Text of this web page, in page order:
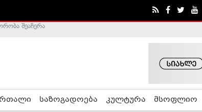
- ჰელსინკის კომისია
საზოგადოება კულტურა მსოფლიო